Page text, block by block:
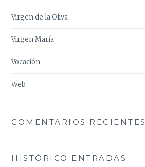
Virgen de la Oliva
Virgen María
Vocación
Web
COMENTARIOS RECIENTES
HISTÓRICO ENTRADAS